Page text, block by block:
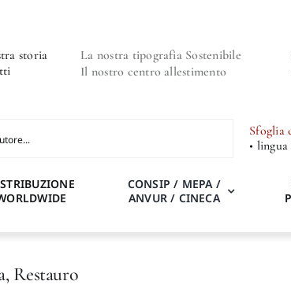
storia
La nostra tipografia Sostenibile
Il nostro centro allestimento
Sfoglia
•
CONSIP / MEPA /
ANVUR / CINECA
Restauro